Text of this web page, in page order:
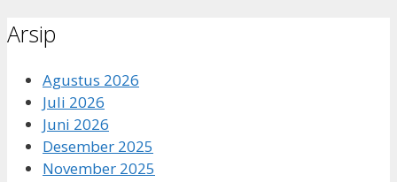
Arsip
Agustus 2026
Juli 2026
Juni 2026
Desember 2025
November 2025